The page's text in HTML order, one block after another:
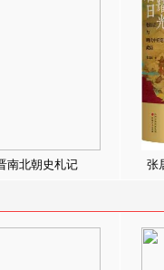
南北朝史札记 张